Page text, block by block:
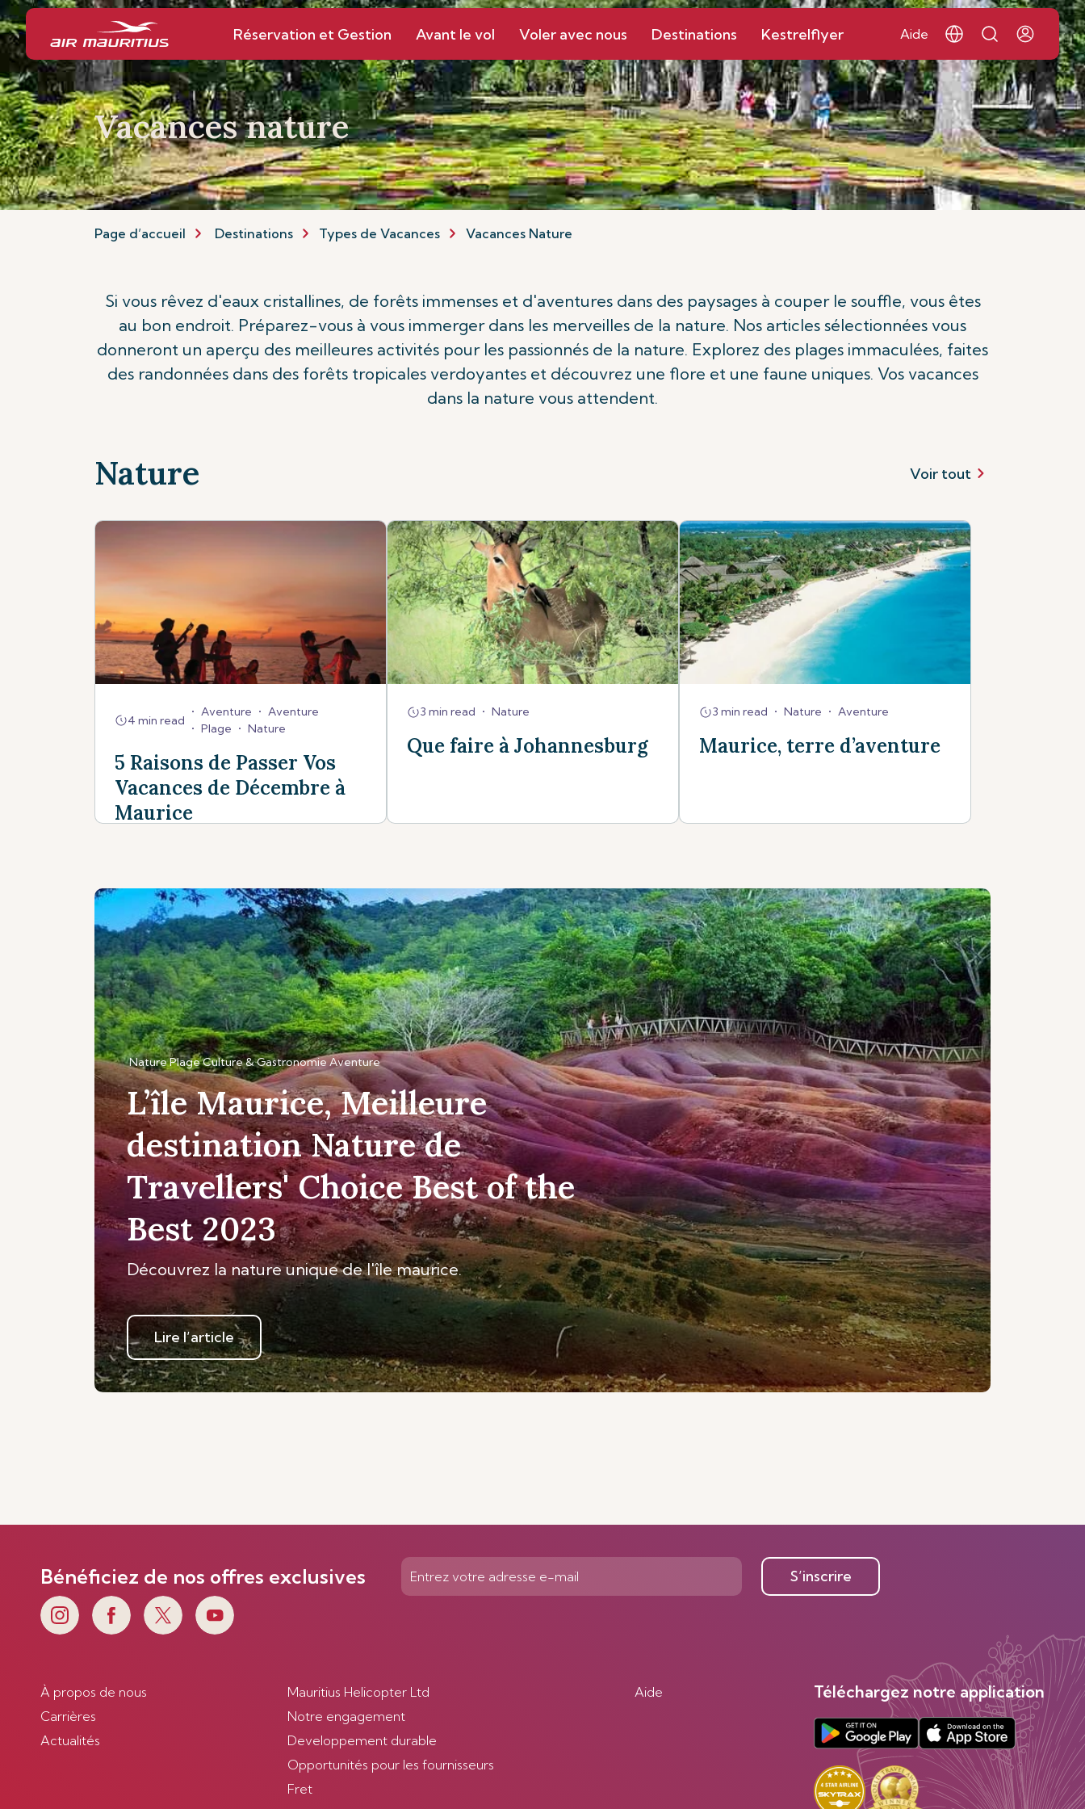
Réservation et Gestion Avant le vol Voler avec nous Destinations Kestrelflyer Aide
Vacances nature
Page d’accueil Destinations Types de Vacances Vacances Nature
Si vous rêvez d'eaux cristallines, de forêts immenses et d'aventures dans des paysages à couper le souffle, vous êtes
au bon endroit. Préparez-vous à vous immerger dans les merveilles de la nature. Nos articles sélectionnées vous
donneront un aperçu des meilleures activités pour les passionnés de la nature. Explorez des plages immaculées, faites
des randonnées dans des forêts tropicales verdoyantes et découvrez une flore et une faune uniques. Vos vacances
dans la nature vous attendent.
Nature Voir tout
4 min read
• Aventure • Aventure
• Plage • Nature
5 Raisons de Passer Vos
Vacances de Décembre à
Maurice
3 min read • Nature
Que faire à Johannesburg
3 min read • Nature • Aventure
Maurice, terre d’aventure
NaturePlageCulture & GastronomieAventure
L’île Maurice, Meilleure
destination Nature de
Travellers' Choice Best of the
Best 2023
Découvrez la nature unique de l'île maurice.
Lire l’article
Bénéficiez de nos offres exclusives S’inscrire
À propos de nous
Carrières
Actualités
Mauritius Helicopter Ltd
Notre engagement
Developpement durable
Opportunités pour les fournisseurs
Fret
Aide Téléchargez notre application